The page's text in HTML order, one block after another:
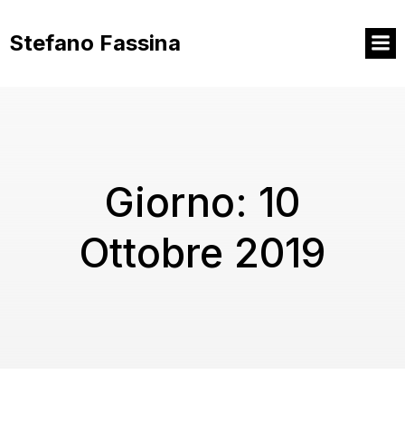
contenuto
Stefano Fassina
Giorno: 10
Ottobre 2019